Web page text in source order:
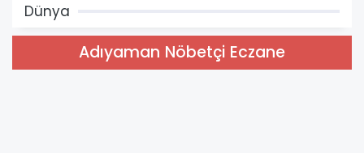
Dünya
Adıyaman Nöbetçi Eczane